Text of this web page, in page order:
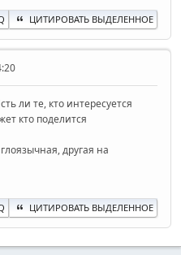
ЦИТИРОВАТЬ ВЫДЕЛЕННОЕ
ли те, кто интересуется
кто поделится
другая на
ЦИТИРОВАТЬ ВЫДЕЛЕННОЕ